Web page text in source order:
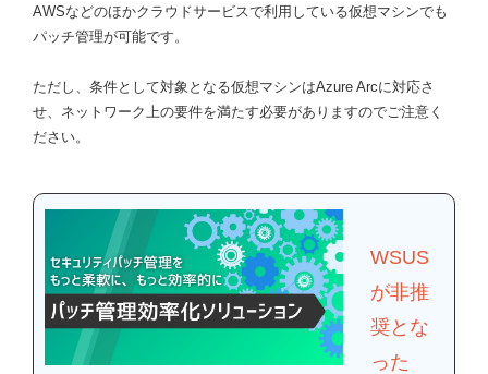
AWSなどのほかクラウドサービスで利用している仮想マシンでも
パッチ管理が可能です。
ただし、条件として対象となる仮想マシンはAzure Arcに対応さ
せ、ネットワーク上の要件を満たす必要がありますのでご注意く
ださい。
WSUS
が非推
奨とな
った